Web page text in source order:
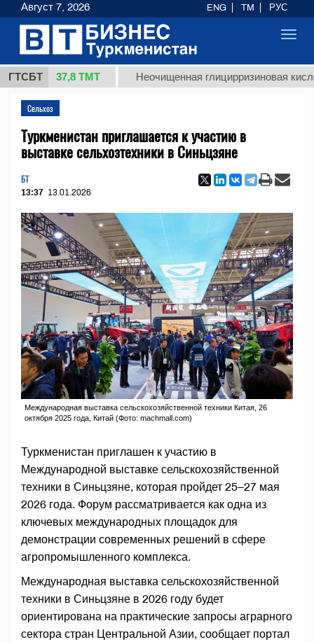
ГТСБТ
37,8 ТМТ Неочищенная глицирризиновая кислота
Сельхоз
Туркменистан приглашается к участию в
выставке сельхозтехники в Синьцзяне
БТ
13:37 13.01.2026
Международная выставка сельскохозяйственной техники Китая, 26
октября 2025 года, Китай (Фото: machmall.com)
Туркменистан приглашен к участию в
Международной выставке сельскохозяйственной
техники в Синьцзяне, которая пройдет 25–27 мая
2026 года. Форум рассматривается как одна из
ключевых международных площадок для
демонстрации современных решений в сфере
агропромышленного комплекса.
Международная выставка сельскохозяйственной
техники в Синьцзяне в 2026 году будет
ориентирована на практические запросы аграрного
сектора стран Центральной Азии, сообщает портал
Август 7, 2026 ENG TM РУС